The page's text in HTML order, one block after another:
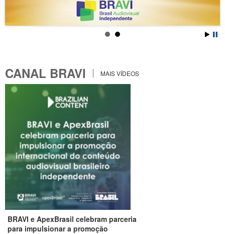
CANAL BRAVI MAIS VÍDEOS
BRAVI e ApexBrasil celebram parceria
para impulsionar a promoção